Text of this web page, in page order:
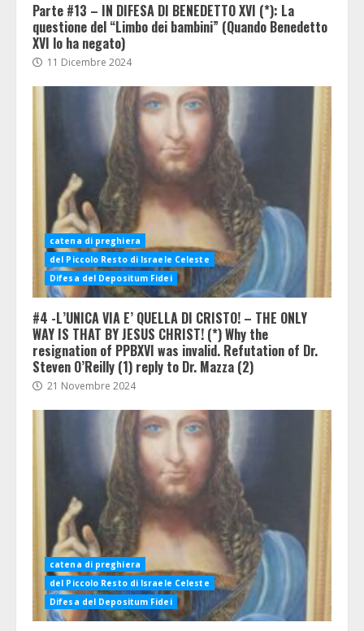
Parte #13 – IN DIFESA DI BENEDETTO XVI (*): La
questione del “Limbo dei bambini” (Quando Benedetto
XVI lo ha negato)
11 Dicembre 2024
catena di preghiera
del Piccolo Resto di Israele Celeste
Difesa del Depositum Fidei
#4 -L’UNICA VIA E’ QUELLA DI CRISTO! – THE ONLY
WAY IS THAT BY JESUS CHRIST! (*) Why the
resignation of PPBXVI was invalid. Refutation of Dr.
Steven O’Reilly (1) reply to Dr. Mazza (2)
21 Novembre 2024
catena di preghiera
del Piccolo Resto di Israele Celeste
Difesa del Depositum Fidei